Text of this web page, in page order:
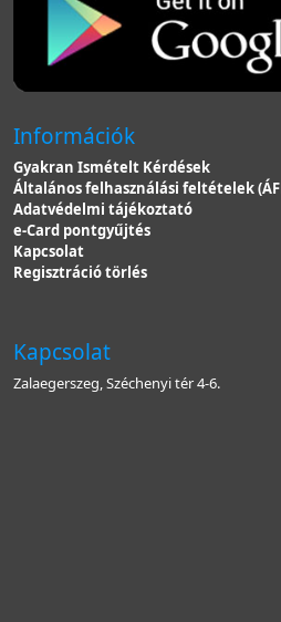
Információk
Gyakran Ismételt Kérdések
Általános felhasználási feltételek
Adatvédelmi tájékoztató
e-Card pontgyűjtés
Kapcsolat
Regisztráció törlés
Kapcsolat
Zalaegerszeg, Széchenyi tér 4-6.